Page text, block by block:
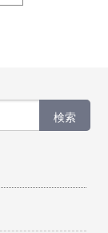
検索